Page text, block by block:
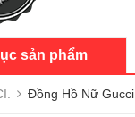
sản phẩm
Đồng Hồ Nữ